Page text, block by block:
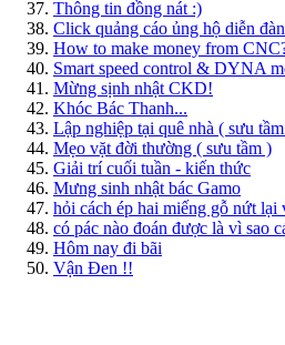
Thông tin đồng nát :)
Click quảng cáo ủng hộ diễn
How to make money from
Smart speed control & DYNA
Mừng sịnh nhật CKD!
Khóc Bác Thanh...
Lập nghiệp tại quê nhà ( sưu
Mẹo vặt đời thường ( sưu tầm )
Giải trí cuối tuần - kiến thức
Mưng sinh nhật bác Gamo
hỏi cách ép hai miếng gỗ nứt lại
có pác nào đoán được là vì sao
Hôm nay đi bãi
Vận Đen !!